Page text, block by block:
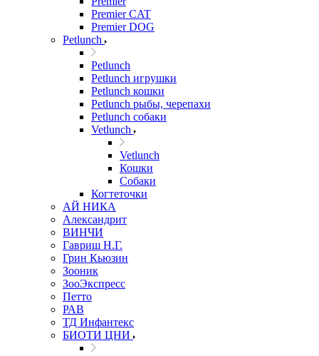
Premier CAT
Premier DOG
Petlunch
Petlunch
Petlunch игрушки
Petlunch кошки
Petlunch рыбы, черепахи
Petlunch собаки
Vetlunch
Vetlunch
Кошки
Собаки
Когтеточки
АЙ НИКА
Александрит
ВИНЧИ
Гавриш Н.Г.
Грин Кьюзин
Зооник
ЗооЭкспресс
Петто
РАВ
ТД Инфантекс
БИОТИ ЦНИ